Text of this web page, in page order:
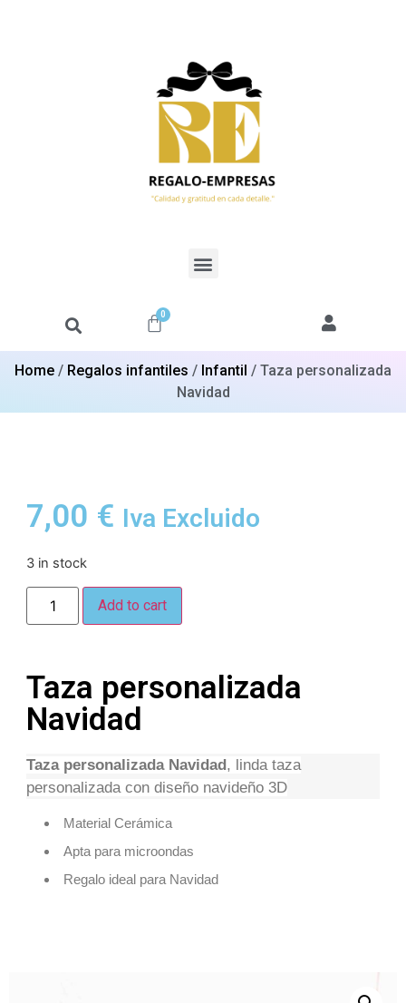
0
Home / Regalos infantiles / Infantil / Taza personalizada
Navidad
7,00 € Iva Excluido
3 in stock
Add to cart
Taza personalizada
Navidad
Taza personalizada Navidad, linda taza
personalizada con diseño navideño 3D
Material Cerámica
Apta para microondas
Regalo ideal para Navidad